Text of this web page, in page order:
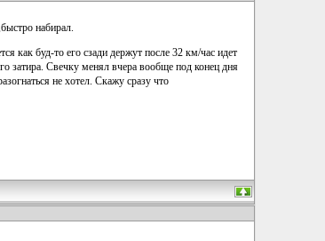
набирал.
как буд-то его сзади держут после 32 км/час идет
затира. Свечку менял вчера вообще под конец дня
не хотел. Скажу сразу что